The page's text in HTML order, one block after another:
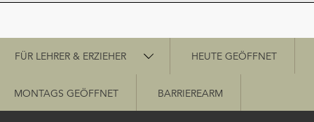
Schnellzugriff
FÜR LEHRER & ERZIEHER HEUTE GEÖFFNET
MONTAGS GEÖFFNET BARRIEREARM